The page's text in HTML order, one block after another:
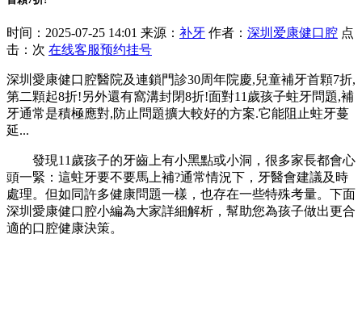
时间：2025-07-25 14:01 来源： 补牙 作者： 深圳爱康健口腔 点
击： 次 在线客服预约挂号
深圳愛康健口腔醫院及連鎖門診30周年院慶,兒童補牙首顆7折,
第二顆起8折!另外還有窩溝封閉8折!面對11歲孩子蛀牙問題,補
牙通常是積極應對,防止問題擴大較好的方案.它能阻止蛀牙蔓
延...
發現11歲孩子的牙齒上有小黑點或小洞，很多家長都會心
頭一緊：這蛀牙要不要馬上補?通常情況下，牙醫會建議及時
處理。但如同許多健康問題一樣，也存在一些特殊考量。下面
深圳愛康健口腔小編為大家詳細解析，幫助您為孩子做出更合
適的口腔健康決策。